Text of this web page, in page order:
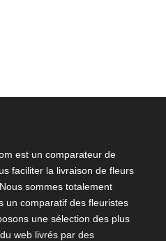
est un comparateur de
faciliter la livraison de fleurs
sommes totalement
un comparatif des fleuristes
une sélection des plus
web livrés par des